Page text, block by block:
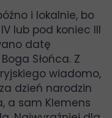
i lokalnie, bo
lub pod koniec III
datę
Słońca. Z
wiadomo,
dzień narodzin
a sam Klemens